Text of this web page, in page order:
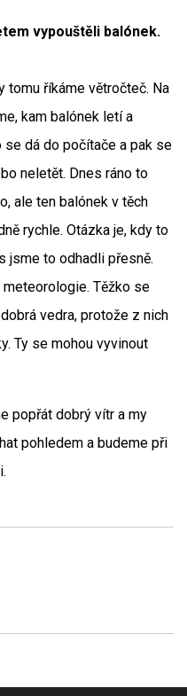
vypouštěli balónek.
tomu říkáme větročteč. Na
kam balónek letí a
se dá do počítače a pak se
neletět. Dnes ráno to
ale ten balónek v těch
rychle. Otázka je, kdy to
jsme to odhadli přesně.
Těžko se
vedra, protože z nich
Ty se mohou vyvinout
popřát dobrý vítr a my
pohledem a budeme při